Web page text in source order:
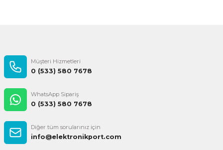
Müşteri Hizmetleri
0 (533) 580 7678
WhatsApp Sipariş
0 (533) 580 7678
Diğer tüm sorularınız için
info@elektronikport.com